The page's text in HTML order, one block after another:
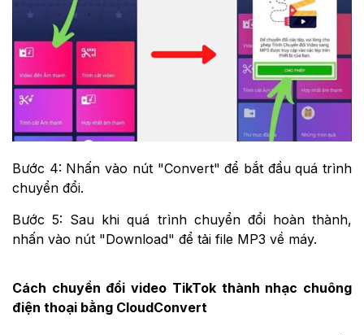
Bước 4: Nhấn vào nút "Convert" để bắt đầu quá trình
chuyển đổi.
Bước 5: Sau khi quá trình chuyển đổi hoàn thành,
nhấn vào nút "Download" để tải file MP3 về máy.
Cách chuyển đổi video TikTok thành nhạc chuông
điện thoại bằng CloudConvert